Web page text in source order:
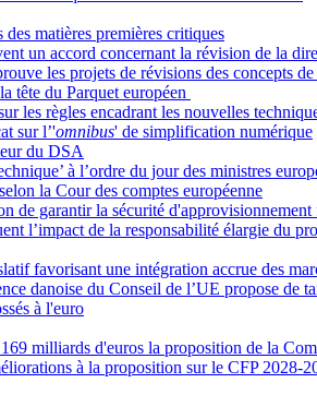
matières premières critiques
un accord concernant la révision de la
les projets de révisions des concepts
tête du Parquet européen
les règles encadrant les nouvelles
sur l’'omnibus' de simplification numérique
du DSA
à l’ordre du jour des ministres
la Cour des comptes européenne
de garantir la sécurité
l’impact de la responsabilité élargie du
favorisant une intégration accrue des
danoise du Conseil de l’UE propose de
à l'euro
milliards d'euros la proposition de la
à la proposition sur le CFP 2028-